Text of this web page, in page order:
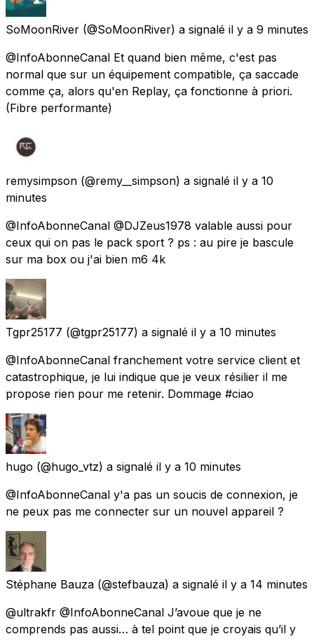
SoMoonRiver (@SoMoonRiver) a signalé il y a 9 minutes
@InfoAbonneCanal Et quand bien même, c'est pas
normal que sur un équipement compatible, ça saccade
comme ça, alors qu'en Replay, ça fonctionne à priori.
(Fibre performante)
remysimpson (@remy__simpson) a signalé il y a 10
minutes
@InfoAbonneCanal @DJZeus1978 valable aussi pour
ceux qui on pas le pack sport ? ps : au pire je bascule
sur ma box ou j'ai bien m6 4k
Tgpr25177 (@tgpr25177) a signalé il y a 10 minutes
@InfoAbonneCanal franchement votre service client et
catastrophique, je lui indique que je veux résilier il me
propose rien pour me retenir. Dommage #ciao
hugo (@hugo_vtz) a signalé il y a 10 minutes
@InfoAbonneCanal y'a pas un soucis de connexion, je
ne peux pas me connecter sur un nouvel appareil ?
Stéphane Bauza (@stefbauza) a signalé il y a 14 minutes
@ultrakfr @InfoAbonneCanal J’avoue que je ne
comprends pas aussi… à tel point que je croyais qu’il y